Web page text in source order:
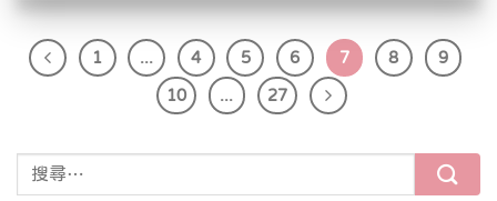
1 ... 4 5 6 7 8 9
10 27